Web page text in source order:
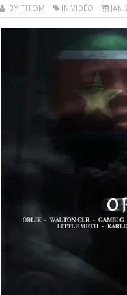
BY TITOM IN VIDÉO JAN